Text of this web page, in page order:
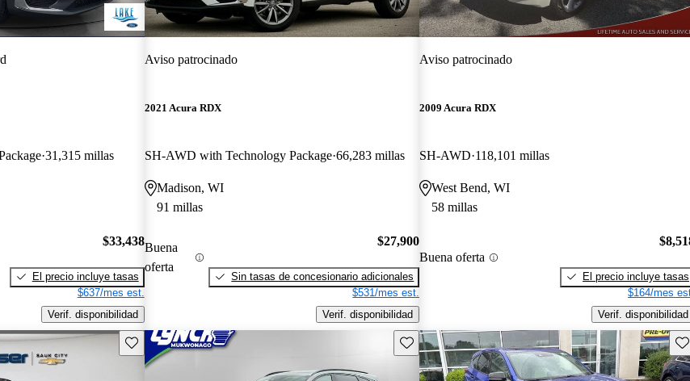
31,315 millas
$33,438
El precio incluye tasas
$637/mes est.
Verif. disponibilidad
Aviso patrocinado
2021 Acura RDX
SH-AWD with Technology Package 66,283 millas
Madison, WI
91 millas
Buena
oferta
$27,900
Sin tasas de concesionario adicionales
$531/mes est.
Verif. disponibilidad
Aviso patrocinado
2009 Acura RDX
SH-AWD 118,101 millas
West Bend, WI
58 millas
Buena oferta
El precio incluye tasas
$164/mes
Verif. disponibilidad
Guarda este Aviso Guarda este Aviso